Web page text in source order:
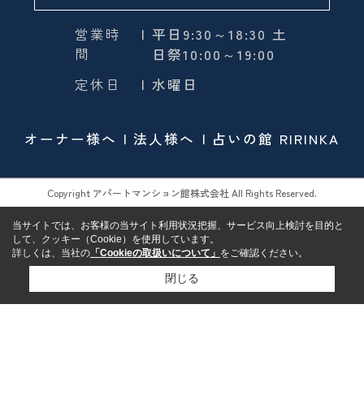
営業時
間
| 平日9:30～18:30 土
日祭10:00～19:00
定休日
| 水曜日
オーナー様へ 法人様へ 占いの館 RIRINKA
Copyright アパートマンション館株式会社 All Rights Reserved.
当サイトでは、お客様の当サイト利用状況把握、サービス向上検討を目的と
して、クッキー（Cookie）を使用しています。
詳しくは、当社の 「Cookieの取扱いについて」 をご確認ください。
閉じる